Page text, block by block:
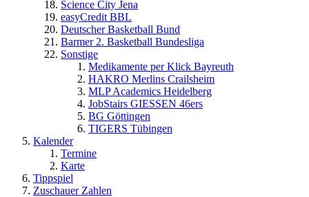
Science City Jena
easyCredit BBL
Deutscher Basketball Bund
Barmer 2. Basketball Bundesliga
Sonstige
Medikamente per Klick Bayreuth
HAKRO Merlins Crailsheim
MLP Academics Heidelberg
JobStairs GIESSEN 46ers
BG Göttingen
TIGERS Tübingen
Kalender
Termine
Karte
Tippspiel
Zuschauer Zahlen